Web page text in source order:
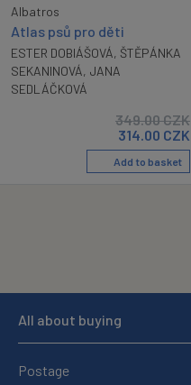
Albatros
Atlas psů pro děti
ESTER DOBIÁŠOVÁ, ŠTĚPÁNKA
SEKANINOVÁ, JANA
SEDLÁČKOVÁ
349.00CZK
314.00 CZK
Add to basket
All about buying
Postage